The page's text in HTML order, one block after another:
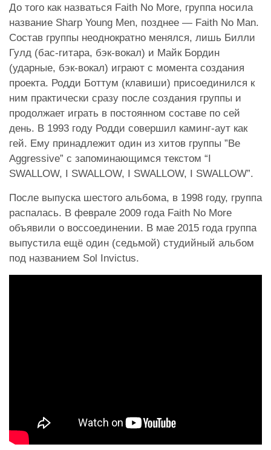
До того как назваться Faith No More, группа носила
название Sharp Young Men, позднее — Faith No Man.
Состав группы неоднократно менялся, лишь Билли
Гулд (бас-гитара, бэк-вокал) и Майк Бордин
(ударные, бэк-вокал) играют с момента создания
проекта. Родди Боттум (клавиши) присоединился к
ним практически сразу после создания группы и
продолжает играть в постоянном составе по сей
день. В 1993 году Родди совершил каминг-аут как
гей. Ему принадлежит один из хитов группы ”Be
Aggressive” с запоминающимся текстом “I
SWALLOW, I SWALLOW, I SWALLOW, I SWALLOW”.
После выпуска шестого альбома, в 1998 году, группа
распалась. В феврале 2009 года Faith No More
объявили о воссоединении. В мае 2015 года группа
выпустила ещё один (седьмой) студийный альбом
под названием Sol Invictus.